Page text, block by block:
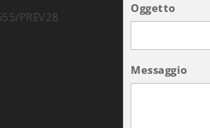
PREV28
Oggetto
Messaggio